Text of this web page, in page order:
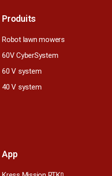
Produits
Robot lawn mowers
60V CyberSystem
60 V system
40 V system
App
n